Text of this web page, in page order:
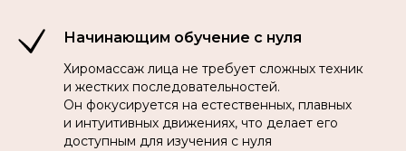
Начинающим обучение с нуля
Хиромассаж лица не требует сложных техник
и жестких последовательностей.
Он фокусируется на естественных, плавных
и интуитивных движениях, что делает его
доступным для изучения с нуля